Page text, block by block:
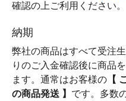
確認の上ご利用ください。
納期
弊社の商品はすべて受注
りのご入金確認後に商品
ます。通常はお客様の 【
の商品発送 】 です。多数